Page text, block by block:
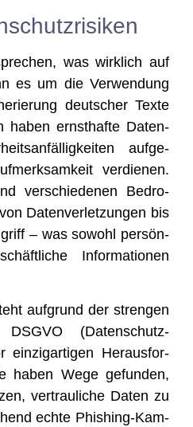
was wirk­lich auf
es um die Ver­wen­dung
deut­scher Tex­te
haben ernst­haf­te Daten­
auf­ge­
ver­die­nen.
ver­schie­de­nen Bedro­
Daten­ver­let­zun­gen bis
– was sowohl per­sön­
Infor­ma­tio­nen
auf­grund der stren­gen
(Daten­schutz-
ein­zig­ar­ti­gen Her­aus­for­
haben Wege gefun­den,
ver­trau­li­che Daten zu
ech­te Phis­hing-Kam­